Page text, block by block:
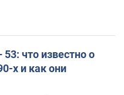
что известно о
х и как они